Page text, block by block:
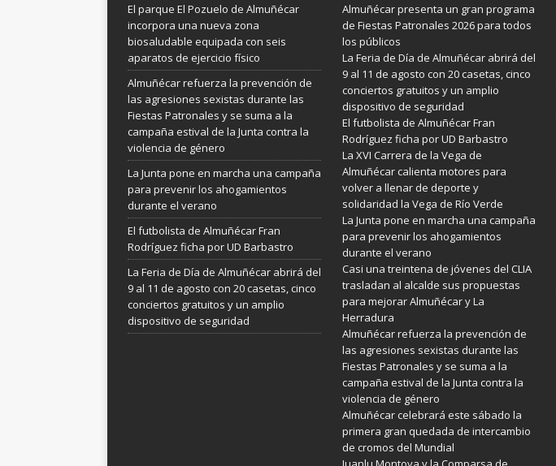
El parque El Pozuelo de Almuñécar
incorpora una nueva zona
biosaludable equipada con seis
aparatos de ejercicio físico
Almuñécar refuerza la prevención de
las agresiones sexistas durante las
Fiestas Patronales y se suma a la
campaña estival de la Junta contra la
violencia de género
La Junta pone en marcha una campaña
para prevenir los ahogamientos
durante el verano
El futbolista de Almuñécar Fran
Rodríguez ficha por UD Barbastro
La Feria de Día de Almuñécar abrirá del
9 al 11 de agosto con 20 casetas, cinco
conciertos gratuitos y un amplio
dispositivo de seguridad
Almuñécar presenta un gran programa
de Fiestas Patronales 2026 para todos
los públicos
La Feria de Día de Almuñécar abrirá del
9 al 11 de agosto con 20 casetas, cinco
conciertos gratuitos y un amplio
dispositivo de seguridad
El futbolista de Almuñécar Fran
Rodríguez ficha por UD Barbastro
La XVI Carrera de la Vega de
Almuñécar calienta motores para
volver a llenar de deporte y
solidaridad la Vega de Río Verde
La Junta pone en marcha una campaña
para prevenir los ahogamientos
durante el verano
Casi una treintena de jóvenes del CLIA
trasladan al alcalde sus propuestas
para mejorar Almuñécar y La
Herradura
Almuñécar refuerza la prevención de
las agresiones sexistas durante las
Fiestas Patronales y se suma a la
campaña estival de la Junta contra la
violencia de género
Almuñécar celebrará este sábado la
primera gran quedada de intercambio
de cromos del Mundial